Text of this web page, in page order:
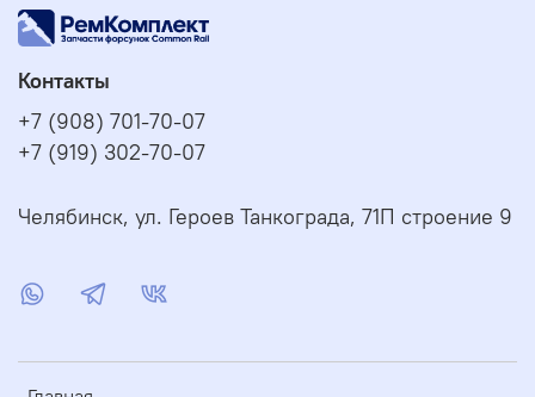
Контакты
+7 (908) 701-70-07
+7 (919) 302-70-07
Челябинск, ул. Героев Танкограда, 71П строение 9